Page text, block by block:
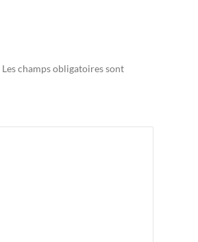
Les champs obligatoires sont